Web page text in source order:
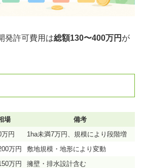
発許可費用は総額130〜400万円 が
場
備考
円
1ha未満7万円、規模により段階増
万円
敷地規模・地形により変動
万円
擁壁・排水設計含む